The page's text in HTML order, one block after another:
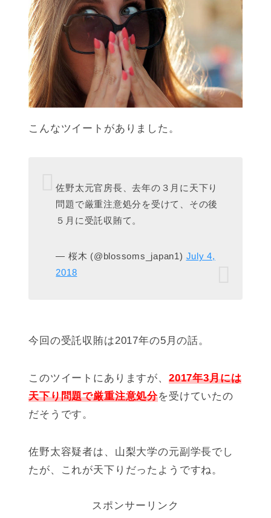
こんなツイートがありました。
佐野太元官房長、去年の３月に天下り
問題で厳重注意処分を受けて、その後
５月に受託収賄て。
— 桜木 (@blossoms_japan1) July 4,
2018
今回の受託収賄は2017年の5月の話。
このツイートにありますが、 2017年3月には
天下り問題で厳重注意処分を受けていたの
だそうです。
佐野太容疑者は、山梨大学の元副学長でし
たが、これが天下りだったようですね。
スポンサーリンク